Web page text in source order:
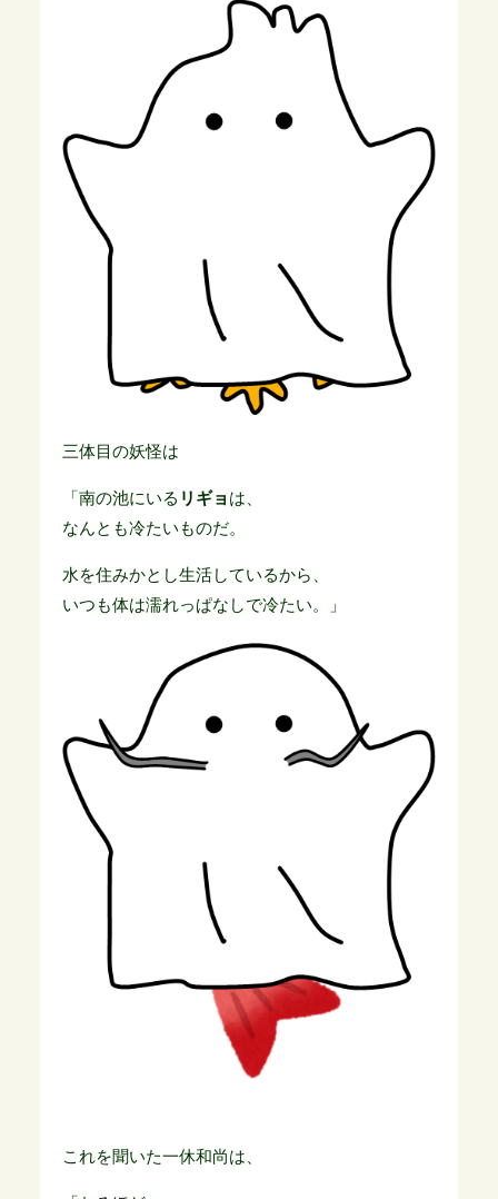
三体目の妖怪は
「南の池にいる リギョ は、
なんとも冷たいものだ。
水を住みかとし生活しているから、
いつも体は濡れっぱなしで冷たい。」
これを聞いた一休和尚は、